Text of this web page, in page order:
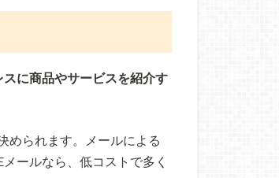
に商品やサービスを紹介す
められます。メールによる
ールなら、低コストで多く